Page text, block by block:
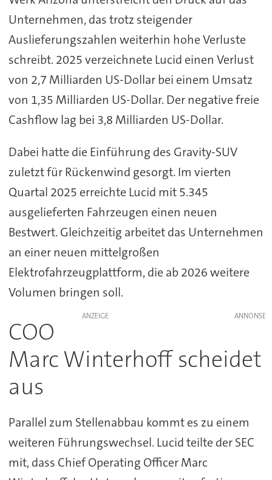
Unternehmen, das trotz steigender
Auslieferungszahlen weiterhin hohe Verluste
schreibt. 2025 verzeichnete Lucid einen Verlust
von 2,7 Milliarden US-Dollar bei einem Umsatz
von 1,35 Milliarden US-Dollar. Der negative freie
Cashflow lag bei 3,8 Milliarden US-Dollar.
Dabei hatte die Einführung des Gravity-SUV
zuletzt für Rückenwind gesorgt. Im vierten
Quartal 2025 erreichte Lucid mit 5.345
ausgelieferten Fahrzeugen einen neuen
Bestwert. Gleichzeitig arbeitet das Unternehmen
an einer neuen mittelgroßen
Elektrofahrzeugplattform, die ab 2026 weitere
Volumen bringen soll.
ANZEIGE
COO
Marc Winterhoff scheidet
aus
Parallel zum Stellenabbau kommt es zu einem
weiteren Führungswechsel. Lucid teilte der SEC
mit, dass Chief Operating Officer Marc